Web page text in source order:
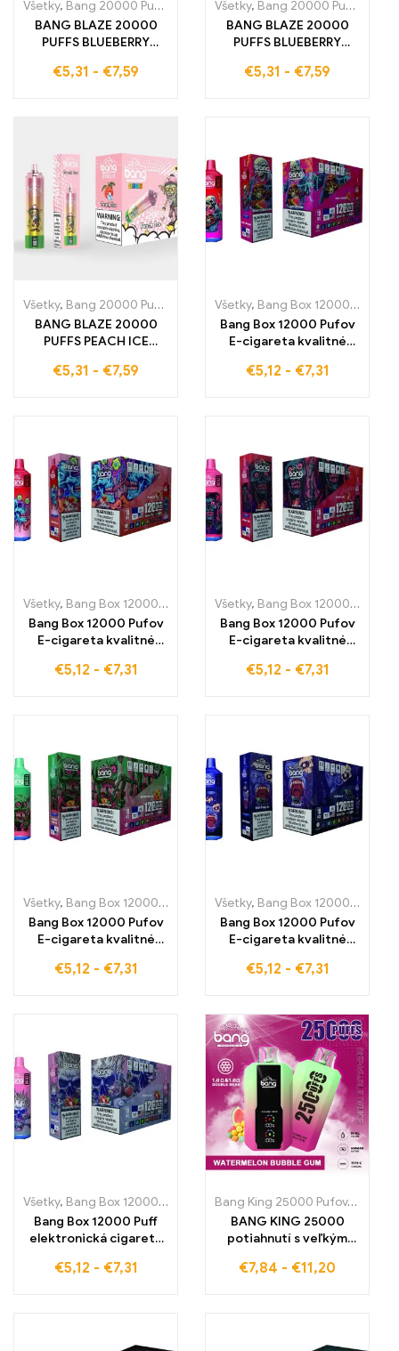
Všetky, Bang 20000 Pufov Jednorázové e-cigarety Švédsko
BANG BLAZE 20000
PUFFS BLUEBERRY
cigareta, ktorá vám
€5,31 - €7,59
Všetky, Bang 20000 Pufov
BANG BLAZE 20000
PUFFS BLUEBERRY
Jednorazová e-
€5,31 - €7,59
Všetky, Bang 20000 Pufov Jednorázové e-cigarety Švédsko
BANG BLAZE 20000
PUFFS PEACH ICE
cigareta, ktorá vám
€5,31 - €7,59
Všetky, Bang Box 12000 Pufov
Bang Box 12000 Pufov
E-cigareta kvalitné
cigarety s osviežujúcou
ovocné a svieže
parenie v každej
situácii
€5,12 - €7,31
Všetky, Bang Box 12000 Pufov Jednorazové e-cigaretky,
Bang Box 12000 Pufov
E-cigareta kvalitné
cigarety s osviežujúcou
parenie v každej
situácii
€5,12 - €7,31
Všetky, Bang Box 12000 Pufov
Bang Box 12000 Pufov
E-cigareta kvalitné
cigarety s čerstvou
€5,12 - €7,31
Všetky, Bang Box 12000 Pufov Jednorazové e-cigaretky,
Bang Box 12000 Pufov
E-cigareta kvalitné
cigarety s lahodnou
pôžitku – ideálne pre
intenzívne a dlhodobé
parenie
€5,12 - €7,31
Všetky, Bang Box 12000 Pufov
Bang Box 12000 Pufov
E-cigareta kvalitné
cigarety s mystickou
intenzívneho pôžitku z
parenia, ideálne pre
chladný exotický
zážitok
€5,12 - €7,31
Všetky, Bang Box 12000 Pufov Jednorazové e-cigaretky,
Bang Box 12000 Puff
elektronická cigareta
jednorazové
€5,12 - €7,31
Bang King 25000 Pufov
,
BANG KING 25000
potiahnutí s veľkým
Watermelon Bubblegum
€7,84 - €11,20